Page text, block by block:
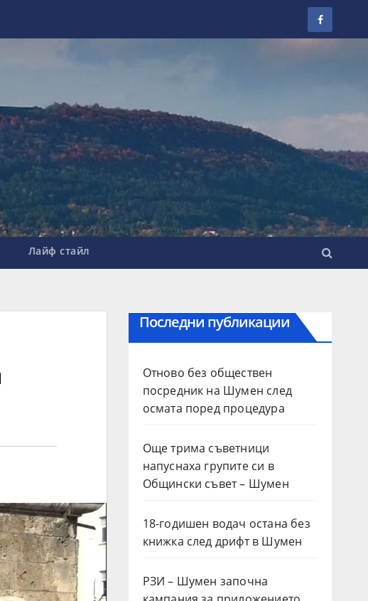
Лайф стайл
Последни публикации
Отново без обществен
посредник на Шумен след
осмата поред процедура
Още трима съветници
напуснаха групите си в
Общински съвет – Шумен
18-годишен водач остана без
книжка след дрифт в Шумен
РЗИ – Шумен започна